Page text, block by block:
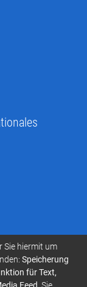
Sie hiermit um
Speicherung
für Text,